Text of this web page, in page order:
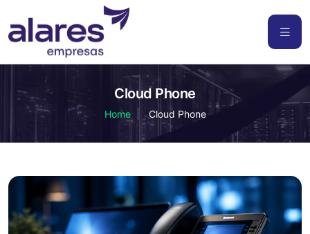
Cloud Phone
Home Cloud Phone